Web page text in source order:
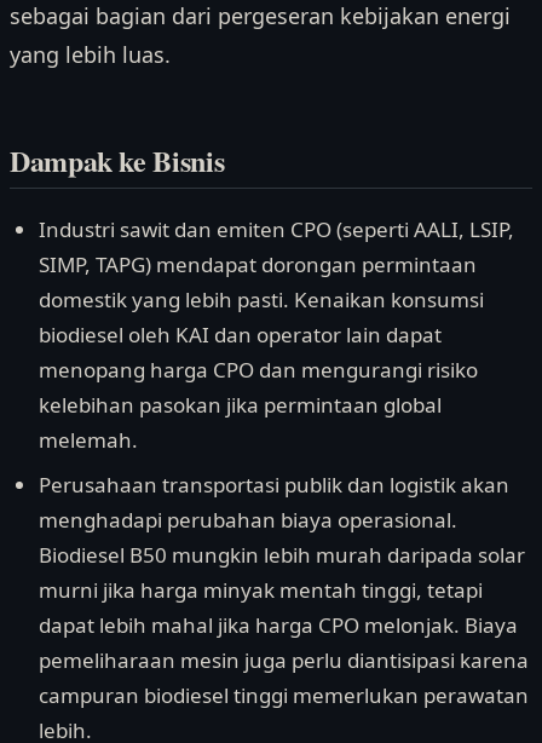
sebagai bagian dari pergeseran kebijakan energi
yang lebih luas.
Dampak ke Bisnis
Industri sawit dan emiten CPO (seperti AALI, LSIP,
SIMP, TAPG) mendapat dorongan permintaan
domestik yang lebih pasti. Kenaikan konsumsi
biodiesel oleh KAI dan operator lain dapat
menopang harga CPO dan mengurangi risiko
kelebihan pasokan jika permintaan global
melemah.
Perusahaan transportasi publik dan logistik akan
menghadapi perubahan biaya operasional.
Biodiesel B50 mungkin lebih murah daripada solar
murni jika harga minyak mentah tinggi, tetapi
dapat lebih mahal jika harga CPO melonjak. Biaya
pemeliharaan mesin juga perlu diantisipasi karena
campuran biodiesel tinggi memerlukan perawatan
lebih.